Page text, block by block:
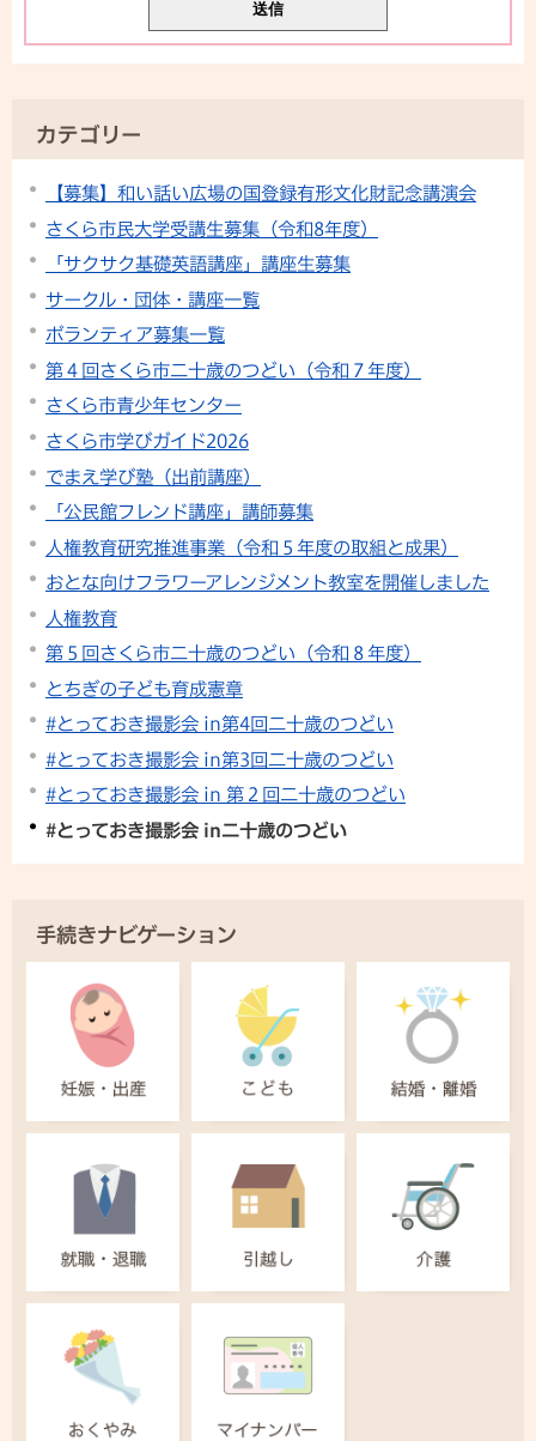
カテゴリー
【募集】和い話い広場の国登録有形文化財記念講演会
さくら市民大学受講生募集（令和8年度）
「サクサク基礎英語講座」講座生募集
サークル・団体・講座一覧
ボランティア募集一覧
第４回さくら市二十歳のつどい（令和７年度）
さくら市青少年センター
さくら市学びガイド2026
でまえ学び塾（出前講座）
「公民館フレンド講座」講師募集
人権教育研究推進事業（令和５年度の取組と成果）
おとな向けフラワーアレンジメント教室を開催しました
人権教育
第５回さくら市二十歳のつどい（令和８年度）
とちぎの子ども育成憲章
#とっておき撮影会 in第4回二十歳のつどい
#とっておき撮影会 in第3回二十歳のつどい
#とっておき撮影会 in 第２回二十歳のつどい
#とっておき撮影会 in二十歳のつどい
手続きナビゲーション